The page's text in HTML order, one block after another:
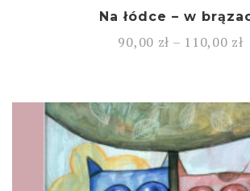
Na łódce – w
90,00 zł – 110,00 zł